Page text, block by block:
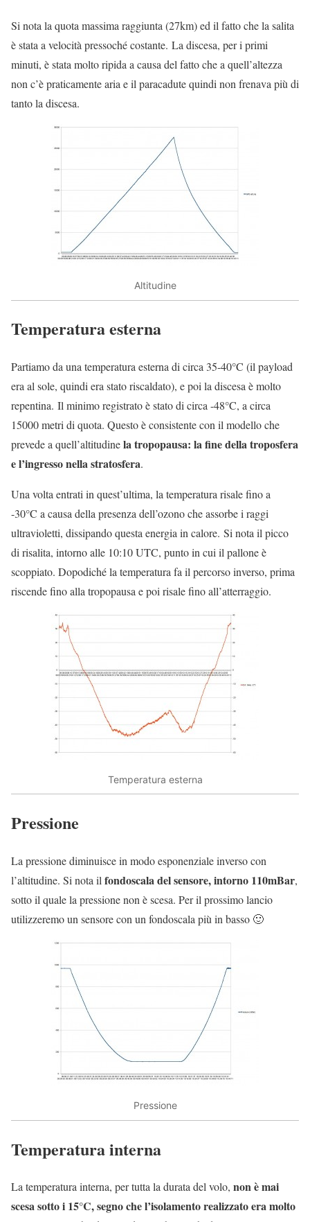
Si nota la quota massima raggiunta (27km) ed il fatto che la salita
è stata a velocità pressoché costante. La discesa, per i primi
minuti, è stata molto ripida a causa del fatto che a quell’altezza
non c’è praticamente aria e il paracadute quindi non frenava più di
tanto la discesa.
Altitudine
Temperatura esterna
Partiamo da una temperatura esterna di circa 35-40°C (il payload
era al sole, quindi era stato riscaldato), e poi la discesa è molto
repentina. Il minimo registrato è stato di circa -48°C, a circa
15000 metri di quota. Questo è consistente con il modello che
prevede a quell’altitudinela tropopausa: la fine della troposfera
e l’ingresso nella stratosfera.
Una volta entrati in quest’ultima, la temperatura risale fino a
-30°C a causa della presenza dell’ozono che assorbe i raggi
ultravioletti, dissipando questa energia in calore. Si nota il picco
di risalita, intorno alle 10:10 UTC, punto in cui il pallone è
scoppiato. Dopodiché la temperatura fa il percorso inverso, prima
riscende fino alla tropopausa e poi risale fino all’atterraggio.
Temperatura esterna
Pressione
La pressione diminuisce in modo esponenziale inverso con
l’altitudine. Si nota il fondoscala del sensore, intorno 110mBar,
sotto il quale la pressione non è scesa. Per il prossimo lancio
utilizzeremo un sensore con un fondoscala più in basso 🙂
Pressione
Temperatura interna
La temperatura interna, per tutta la durata del volo, non è mai
scesa sotto i 15°C, segno che l’isolamento realizzato era molto